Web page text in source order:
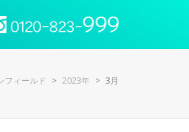
フィールド > 2023年 > 3月